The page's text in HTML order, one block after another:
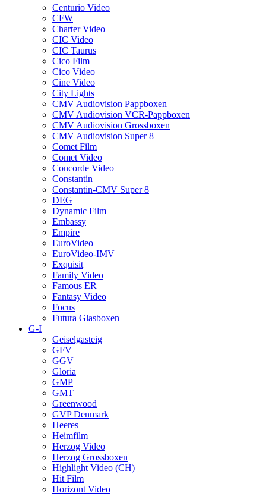
Centurio Video
CFW
Charter Video
CIC Video
CIC Taurus
Cico Film
Cico Video
Cine Video
City Lights
CMV Audiovision Pappboxen
CMV Audiovision VCR-Pappboxen
CMV Audiovision Grossboxen
CMV Audiovision Super 8
Comet Film
Comet Video
Concorde Video
Constantin
Constantin-CMV Super 8
DEG
Dynamic Film
Embassy
Empire
EuroVideo
EuroVideo-IMV
Exquisit
Family Video
Famous ER
Fantasy Video
Focus
Futura Glasboxen
G-I
Geiselgasteig
GFV
GGV
Gloria
GMP
GMT
Greenwood
GVP Denmark
Heeres
Heimfilm
Herzog Video
Herzog Grossboxen
Highlight Video (CH)
Hit Film
Horizont Video